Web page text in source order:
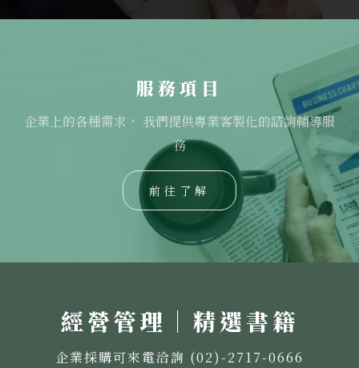
服務項目
企業上的各種需求， 我們提供專業客製化的諮詢輔導服
務
前往了解
經營管理｜精選書籍
企業採購可來電洽詢 (02)-2717-0666